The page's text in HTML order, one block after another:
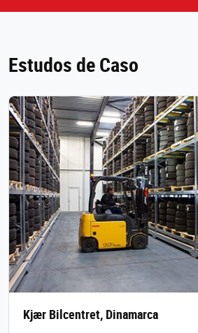
Estudos de Caso
Kjær Bilcentret, Dinamarca